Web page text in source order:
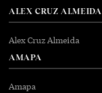
ALEX CRUZ ALMEIDA
Alex Cruz Almeida
AMAPA
Amapa